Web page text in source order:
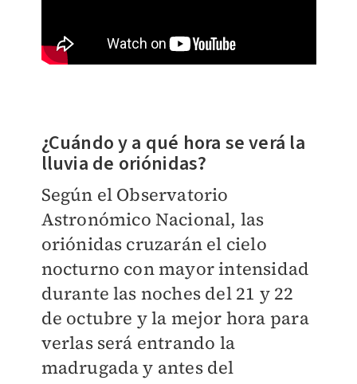
¿Cuándo y a qué hora se verá la
lluvia de oriónidas?
Según el Observatorio
Astronómico Nacional, las
oriónidas cruzarán el cielo
nocturno con mayor intensidad
durante las noches del 21 y 22
de octubre y la mejor hora para
verlas será entrando la
madrugada y antes del